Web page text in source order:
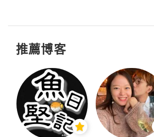
推薦博客